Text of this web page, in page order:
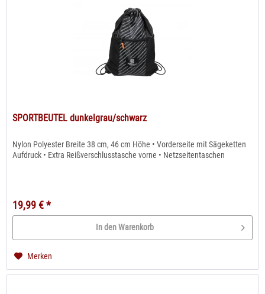
SPORTBEUTEL dunkelgrau/schwarz
Nylon Polyester Breite 38 cm, 46 cm Höhe • Vorderseite mit Sägeketten
Aufdruck • Extra Reißverschlusstasche vorne • Netzseitentaschen
19,99 € *
In den Warenkorb
Merken